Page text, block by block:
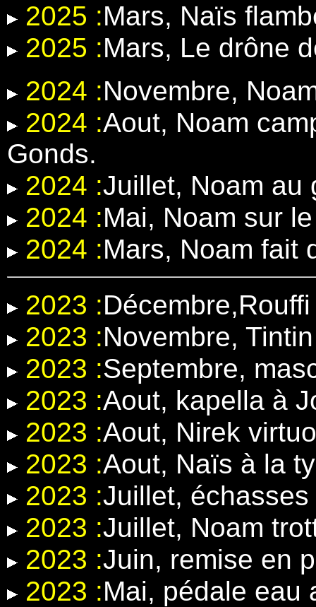
2025 :Mars, Naïs
2025 :Mars, Le drône
2024 :Novembre,
2024 :Aout, Noam
Gonds.
2024 :Juillet, Noam au
2024 :Mai, Noam sur
2024 :Mars, Noam fait
2023 :
2023 :Novembre,
2023 :Septembre,
2023 :Aout, kapella à
2023 :Aout, Nirek
2023 :Aout, Naïs à la
2023 :Juillet,
2023 :Juillet, Noam
2023 :Juin, remise en
2023 :Mai, pédale eau